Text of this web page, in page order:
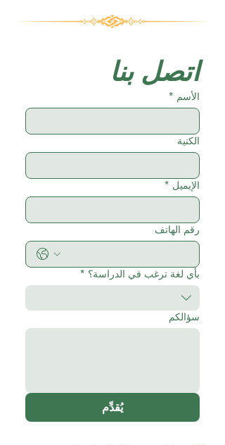
اتصل بنا
الأسم *
الكنية
الإيميل *
رقم الهاتف
بأي لغة ترغب في الدراسة؟ *
سؤالكم
يُقدِّم